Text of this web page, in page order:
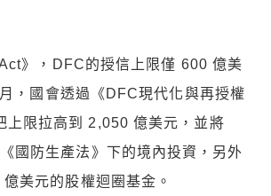
》，DFC的授信上限僅 600 億美
，國會透過《DFC現代化與再授權
上限拉高到 2,050 億美元，並將
國防生產法》下的境內投資，另外
美元的股權迴圈基金。